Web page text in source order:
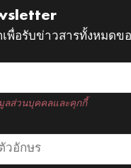
พื่อรับข่าวสารทั้งหมดขอ
ลส่วนบุคคลและคุกกี้